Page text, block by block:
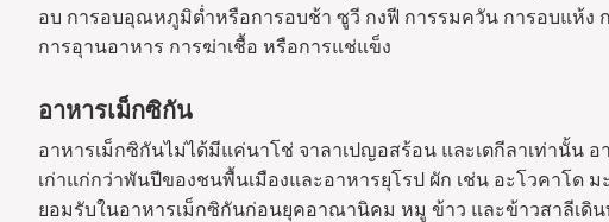
อบ การอบอุณหภูมิต่ำหรือการอบช้า ซูวี กงฟี การรมควัน การอบแห้ง
การอุานอาหาร การฆ่าเชื้อ หรือการแช่แข็ง
อาหารเม็กซิกัน
อาหารเม็กซิกันไม่ได้มีแค่นาโช่ จาลาเปญอสร้อน และเตกีลาเท่านั้น
เก่าแก่กว่าพันปีของชนพื้นเมืองและอาหารยุโรป ผัก เช่น อะโวคาโด
ยอมรับในอาหารเม็กซิกันก่อนยุคอาณานิคม หมู ข้าว และข้าวสาลีเดิน